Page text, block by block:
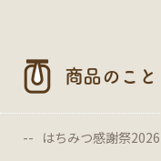
商品のこと
はちみつ感謝祭2026